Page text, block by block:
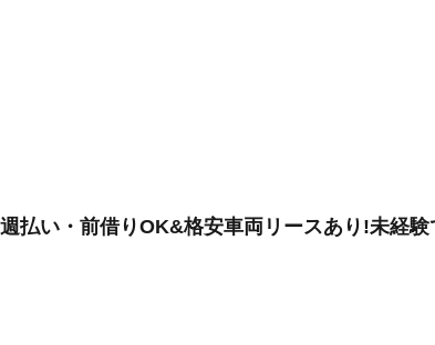
払い・前借りOK&格安車両リースあり!未経